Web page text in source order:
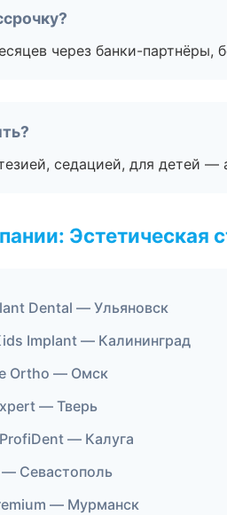
через банки-партнёры,
седацией, для детей —
Эстетическая
Dental — Ульяновск
Implant — Калининград
Ortho — Омск
— Тверь
— Калуга
— Севастополь
— Мурманск